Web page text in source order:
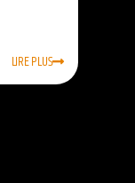
LIRE PLUS